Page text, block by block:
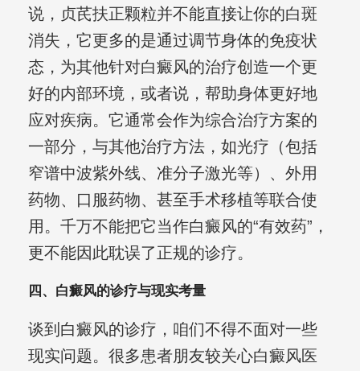
说，贞芪扶正颗粒并不能直接让你的白斑
消失，它更多的是通过调节身体的免疫状
态，为其他针对白癜风的治疗创造一个更
好的内部环境，或者说，帮助身体更好地
应对疾病。它通常会作为综合治疗方案的
一部分，与其他治疗方法，如光疗（包括
窄谱中波紫外线、准分子激光等）、外用
药物、口服药物、甚至手术移植等联合使
用。千万不能把它当作白癜风的“有效药”，
更不能因此耽误了正规的诊疗。
四、白癜风的诊疗与现实考量
谈到白癜风的诊疗，咱们不得不面对一些
现实问题。很多患者朋友较关心白癜风医